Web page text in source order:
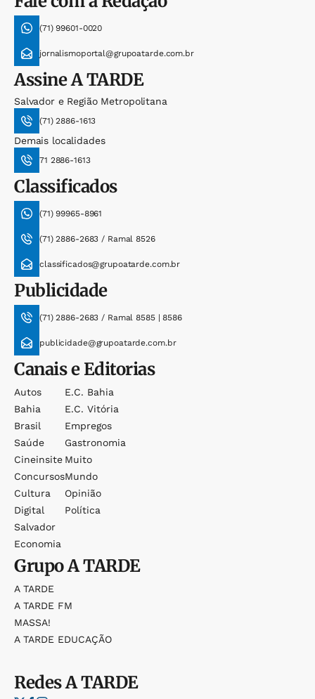
(71) 99601-0020
jornalismoportal@grupoatarde.com.br
AssineA TARDE
Salvador e Região Metropolitana
(71) 2886-1613
Demais localidades
71 2886-1613
Classificados
(71) 99965-8961
(71) 2886-2683 / Ramal 8526
classificados@grupoatarde.com.br
Publicidade
(71) 2886-2683 / Ramal 8585 | 8586
publicidade@grupoatarde.com.br
Canais e Editorias
Autos
Bahia
Brasil
Saúde
Cineinsite
Concursos
Cultura
Digital
Salvador
Economia
E.c. Bahia
E.c. Vitória
Empregos
Gastronomia
Muito
Mundo
Opinião
Política
GrupoA TARDE
A TARDE
A TARDE FM
MASSA!
A TARDE EDUCAÇÃO
RedesA TARDE